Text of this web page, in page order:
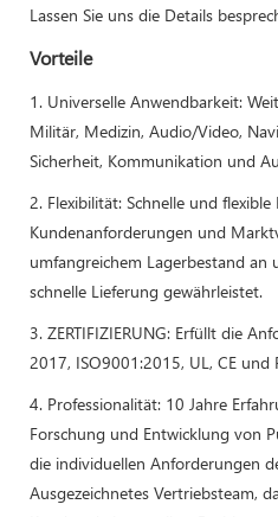
Lassen Sie uns die Details
Vorteile
1. Universelle Anwendbarkeit:
Militär, Medizin, Audio/Video,
Sicherheit, Kommunikation und
2. Flexibilität: Schnelle und flexible
Kundenanforderungen und
umfangreichem Lagerbestand an
schnelle Lieferung gewährleistet.
3. ZERTIFIZIERUNG: Erfüllt die
2017, ISO9001:2015, UL, CE und
4. Professionalität: 10 Jahre
Forschung und Entwicklung von
die individuellen Anforderungen
Ausgezeichnetes Vertriebsteam,